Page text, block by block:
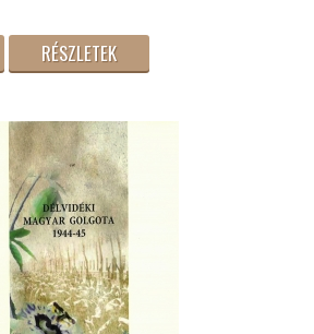
RÉSZLETEK